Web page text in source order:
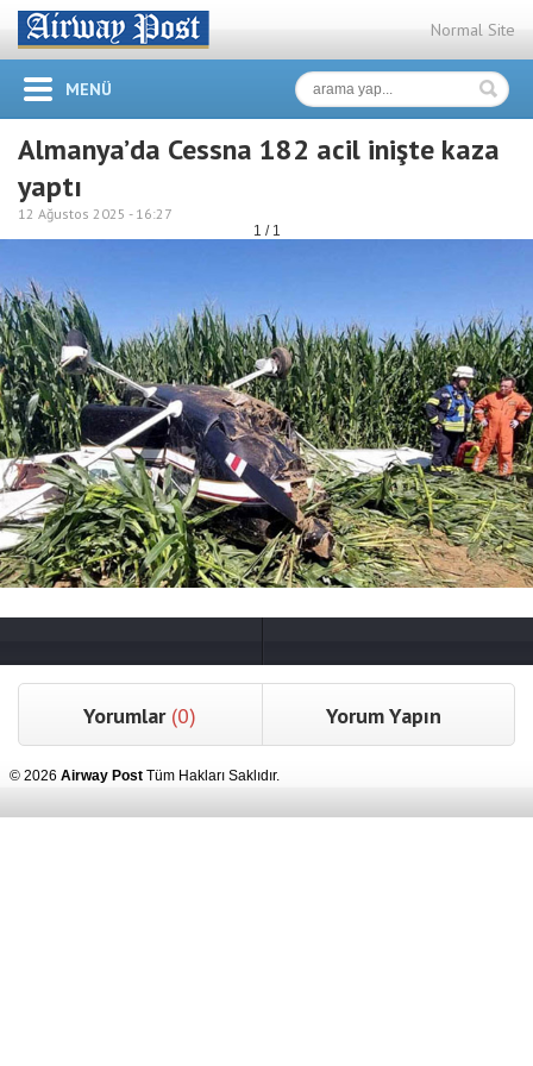
Normal Site
MENÜ
Almanya’da Cessna 182 acil inişte kaza
yaptı
12 Ağustos 2025 - 16:27
1 / 1
Yorumlar (0) Yorum Yapın
© 2026 Airway Post Tüm Hakları Saklıdır.